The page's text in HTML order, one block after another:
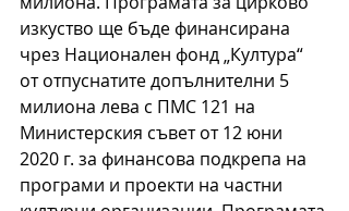
изкуство ще бъде финансирана
чрез Национален фонд „Култура“
от отпуснатите допълнителни 5
милиона лева с ПМС 121 на
Министерския съвет от 12 юни
2020 г. за финансова подкрепа на
програми и проекти на частни